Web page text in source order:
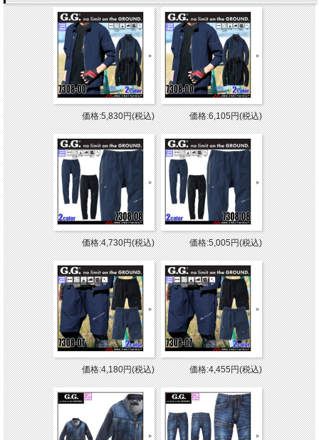
価格:5,830円(税込) 価格:6,105円(税込)
価格:4,730円(税込) 価格:5,005円(税込)
価格:4,180円(税込) 価格:4,455円(税込)